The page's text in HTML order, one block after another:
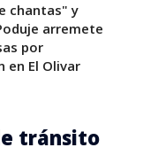
chantas" y
arremete
por
en El Olivar
tránsito